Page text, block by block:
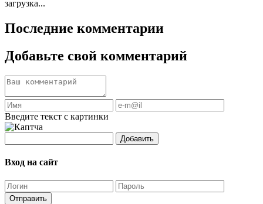
загрузка...
Последние комментарии
Добавьте свой комментарий
Введите текст с картинки
Добавить
Вход на сайт
Отправить